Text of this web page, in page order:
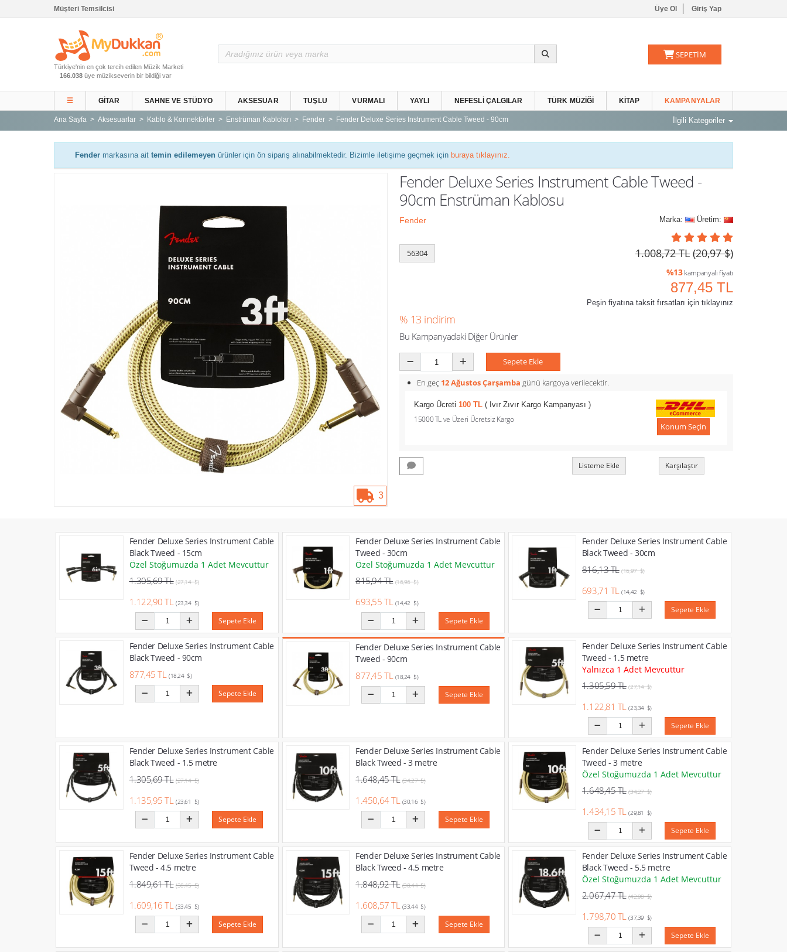
Müşteri Temsilcisi Üye Ol Giriş Yap
Gitar ve Ekipmanları
Sahne ve Stüdyo
Aksesuarlar
Vurmalı Çalgılar
Türkiye'nin en çok tercih edilen Müzik Marketi
166.038 üye müzikseverin bir bildiği var
SEPETİM
☰ GITAR SAHNE VE STÜDYO AKSESUAR TUŞLU VURMALI YAYLI NEFESLI ÇALGILAR TÜRK MÜZIĞI KITAP KAMPANYALAR
Ana Sayfa Aksesuarlar Kablo & Konnektörler Enstrüman Kabloları Fender Fender Deluxe Series Instrument Cable Tweed - 90cm İlgili Kategoriler
Fender markasına ait temin edilemeyen ürünler için ön sipariş alınabilmektedir. Bizimle iletişime geçmek için buraya tıklayınız.
3
Fender Deluxe Series Instrument Cable Tweed -
90cm Enstrüman Kablosu
Fender Marka: Üretim:
56304 1.008,72 TL (20,97 $)
%13kampanyalı fiyatı
877,45 TL
Peşin fiyatına taksit fırsatları için tıklayınız
% 13 indirim
Bu Kampanyadaki Diğer Ürünler
Sepete Ekle
En geç 12 Ağustos Çarşamba günü kargoya verilecektir.
Kargo Ücreti 100 TL ( Ivır Zıvır Kargo Kampanyası )
15000 TL ve Üzeri Ücretsiz Kargo
Konum Seçin
Listeme Ekle Karşılaştır
Fender Deluxe Series Instrument Cable
Black Tweed - 15cm
Özel Stoğumuzda 1 Adet Mevcuttur
1.305,69 TL (27,14 $)
1.122,90 TL(23,34 $)
Sepete Ekle
Fender Deluxe Series Instrument Cable
Tweed - 30cm
Özel Stoğumuzda 1 Adet Mevcuttur
815,94 TL (16,96 $)
693,55 TL (14,42 $)
Sepete Ekle
Fender Deluxe Series Instrument Cable
Black Tweed - 30cm
816,13 TL (16,97 $)
693,71 TL(14,42 $)
Sepete Ekle
Fender Deluxe Series Instrument Cable
Black Tweed - 90cm
877,45 TL(18,24 $)
Sepete Ekle
Fender Deluxe Series Instrument Cable
Tweed - 90cm
877,45 TL (18,24 $)
Sepete Ekle
Fender Deluxe Series Instrument Cable
Tweed - 1.5 metre
Yalnızca 1 Adet Mevcuttur
1.305,59 TL (27,14 $)
1.122,81 TL(23,34 $)
Sepete Ekle
Fender Deluxe Series Instrument Cable
Black Tweed - 1.5 metre
1.305,69 TL (27,14 $)
1.135,95 TL(23,61 $)
Sepete Ekle
Fender Deluxe Series Instrument Cable
Black Tweed - 3 metre
1.648,45 TL (34,27 $)
1.450,64 TL (30,16 $)
Sepete Ekle
Fender Deluxe Series Instrument Cable
Tweed - 3 metre
Özel Stoğumuzda 1 Adet Mevcuttur
1.648,45 TL (34,27 $)
1.434,15 TL(29,81 $)
Sepete Ekle
Fender Deluxe Series Instrument Cable
Tweed - 4.5 metre
1.849,61 TL (38,45 $)
1.609,16 TL(33,45 $)
Sepete Ekle
Fender Deluxe Series Instrument Cable
Black Tweed - 4.5 metre
1.848,92 TL (38,44 $)
1.608,57 TL (33,44 $)
Sepete Ekle
Fender Deluxe Series Instrument Cable
Black Tweed - 5.5 metre
Özel Stoğumuzda 1 Adet Mevcuttur
2.067,47 TL (42,98 $)
1.798,70 TL(37,39 $)
Sepete Ekle